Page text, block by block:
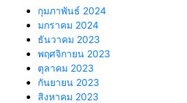
กุมภาพันธ์ 2024
มกราคม 2024
ธันวาคม 2023
พฤศจิกายน 2023
ตุลาคม 2023
กันยายน 2023
สิงหาคม 2023